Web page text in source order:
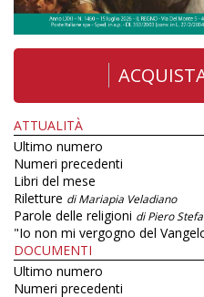
ATTUALITÀ
Ultimo numero
Numeri precedenti
Libri del mese
Riletture di Mariapia Veladiano
Parole delle religioni di Piero
"Io non mi vergogno del
DOCUMENTI
Ultimo numero
Numeri precedenti